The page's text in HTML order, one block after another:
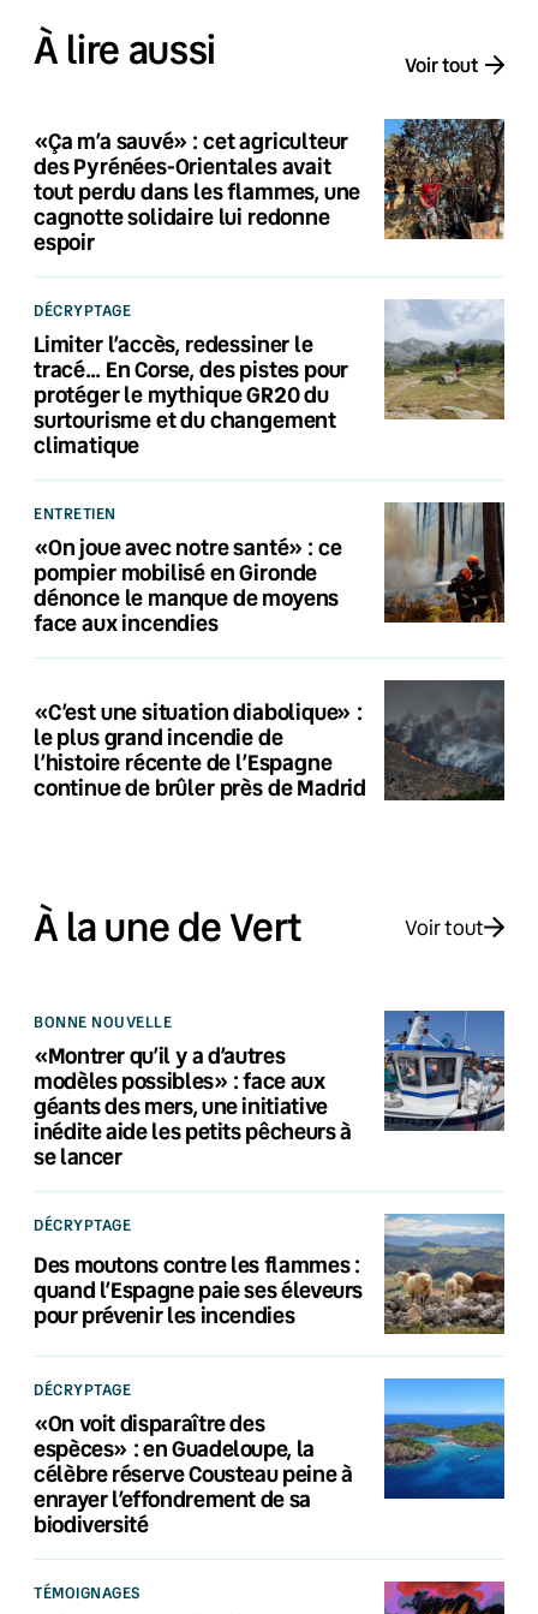
À lire aussi Voir tout
«Ça m’a sauvé» : cet agriculteur
des Pyrénées-Orientales avait
tout perdu dans les flammes, une
cagnotte solidaire lui redonne
espoir
DÉCRYPTAGE
Limiter l’accès, redessiner le
tracé… En Corse, des pistes pour
protéger le mythique GR20 du
surtourisme et du changement
climatique
ENTRETIEN
«On joue avec notre santé» : ce
pompier mobilisé en Gironde
dénonce le manque de moyens
face aux incendies
«C’est une situation diabolique» :
le plus grand incendie de
l’histoire récente de l’Espagne
continue de brûler près de Madrid
À la une de Vert Voir tout
BONNE NOUVELLE
«Montrer qu’il y a d’autres
modèles possibles» : face aux
géants des mers, une initiative
inédite aide les petits pêcheurs à
se lancer
DÉCRYPTAGE
Des moutons contre les flammes :
quand l’Espagne paie ses éleveurs
pour prévenir les incendies
DÉCRYPTAGE
«On voit disparaître des
espèces» : en Guadeloupe, la
célèbre réserve Cousteau peine à
enrayer l’effondrement de sa
biodiversité
TÉMOIGNAGES